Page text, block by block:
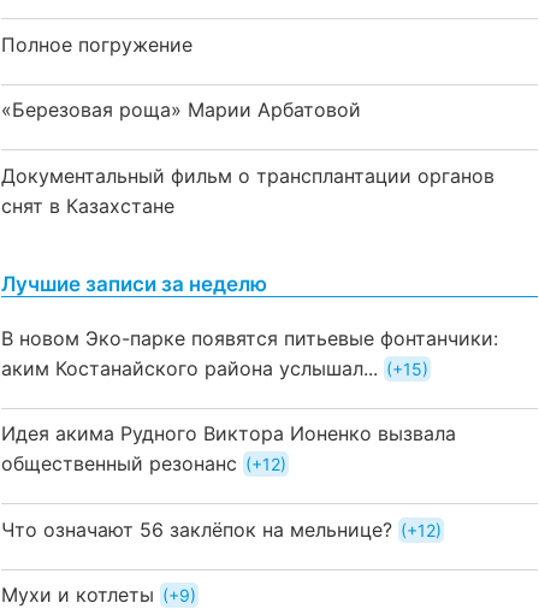
Полное погружение
«Березовая роща» Марии Арбатовой
Документальный фильм о трансплантации органов
снят в Казахстане
Лучшие записи за неделю
В новом Эко-парке появятся питьевые фонтанчики:
аким Костанайского района услышал...
+15
Идея акима Рудного Виктора Ионенко вызвала
общественный резонанс
+12
Что означают 56 заклёпок на мельнице? +12
Мухи и котлеты +9